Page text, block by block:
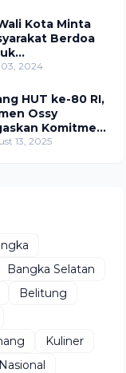
BPNKota Minta
Berdoa
Berjalan
2024
HUT ke-80 RI,
Ossy
Komitmen
Prabowo
13, 2025
Bangka Selatan
Belitung
Kuliner
Nasional